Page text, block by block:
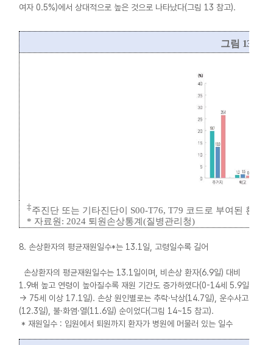
여자 0.5%)에서 상대적으로 높은 것으로 나타났다(그림 13 참고).
그림 13.
‡주진단 또는 기타진단이 S00-T76, T79 코드로 부여된 환자
* 자료원 : 2024 퇴원손상통계 (질병관리청)
8. 손상환자의 평균재원일수*는 13.1일, 고령일수록 길어
손상환자의 평균재원일수는 13.1일이며, 비손상 환자(6.9일) 대비
1.9배 높고 연령이 높아질수록 재원 기간도 증가하였다(0-14세 5.9일
→ 75세 이상 17.1일). 손상 원인별로는 추락·낙상(14.7일), 운수사고
(12.3일), 불·화염·열(11.6일) 순이었다(그림 14~15 참고).
* 재원일수 : 입원에서 퇴원까지 환자가 병원에 머물러 있는 일수